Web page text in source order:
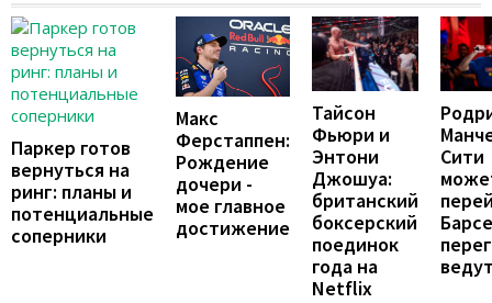
Паркер готов
вернуться на
ринг: планы и
потенциальные
соперники
Макс
Ферстаппен:
Рождение
дочери -
мое главное
достижение
Тайсон
Фьюри и
Энтони
Джошуа:
британский
боксерский
поединок
года на
Netflix
Сити